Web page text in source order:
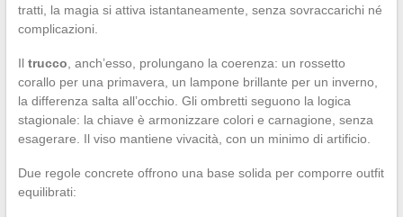
tratti, la magia si attiva istantaneamente, senza sovraccarichi né
complicazioni.
Il trucco , anch’esso, prolungano la coerenza: un rossetto
corallo per una primavera, un lampone brillante per un inverno,
la differenza salta all’occhio. Gli ombretti seguono la logica
stagionale: la chiave è armonizzare colori e carnagione, senza
esagerare. Il viso mantiene vivacità, con un minimo di artificio.
Due regole concrete offrono una base solida per comporre outfit
equilibrati: